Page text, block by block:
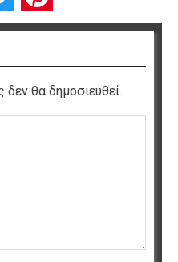
θα δημοσιευθεί.